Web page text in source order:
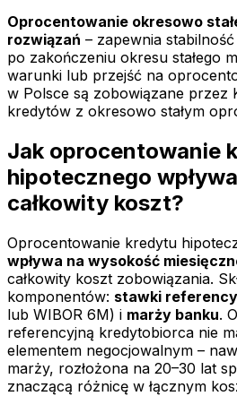
Oprocentowanie okresowo
rozwiązań – zapewnia
po zakończeniu okresu stałego
warunki lub przejść na
w Polsce są zobowiązane przez
kredytów z okresowo stałym
Jak oprocentowanie
hipotecznego
całkowity koszt?
Oprocentowanie kredytu
wpływa na wysokość
całkowity koszt zobowiązania.
komponentów: stawki
lub WIBOR 6M) i marży banku.
referencyjną kredytobiorca nie
elementem negocjowalnym –
marży, rozłożona na 20–30 lat
znaczącą różnicę w łącznym